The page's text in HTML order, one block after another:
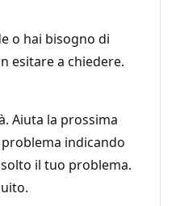
o hai bisogno di
esitare a chiedere.
Aiuta la prossima
indicando
il tuo problema.